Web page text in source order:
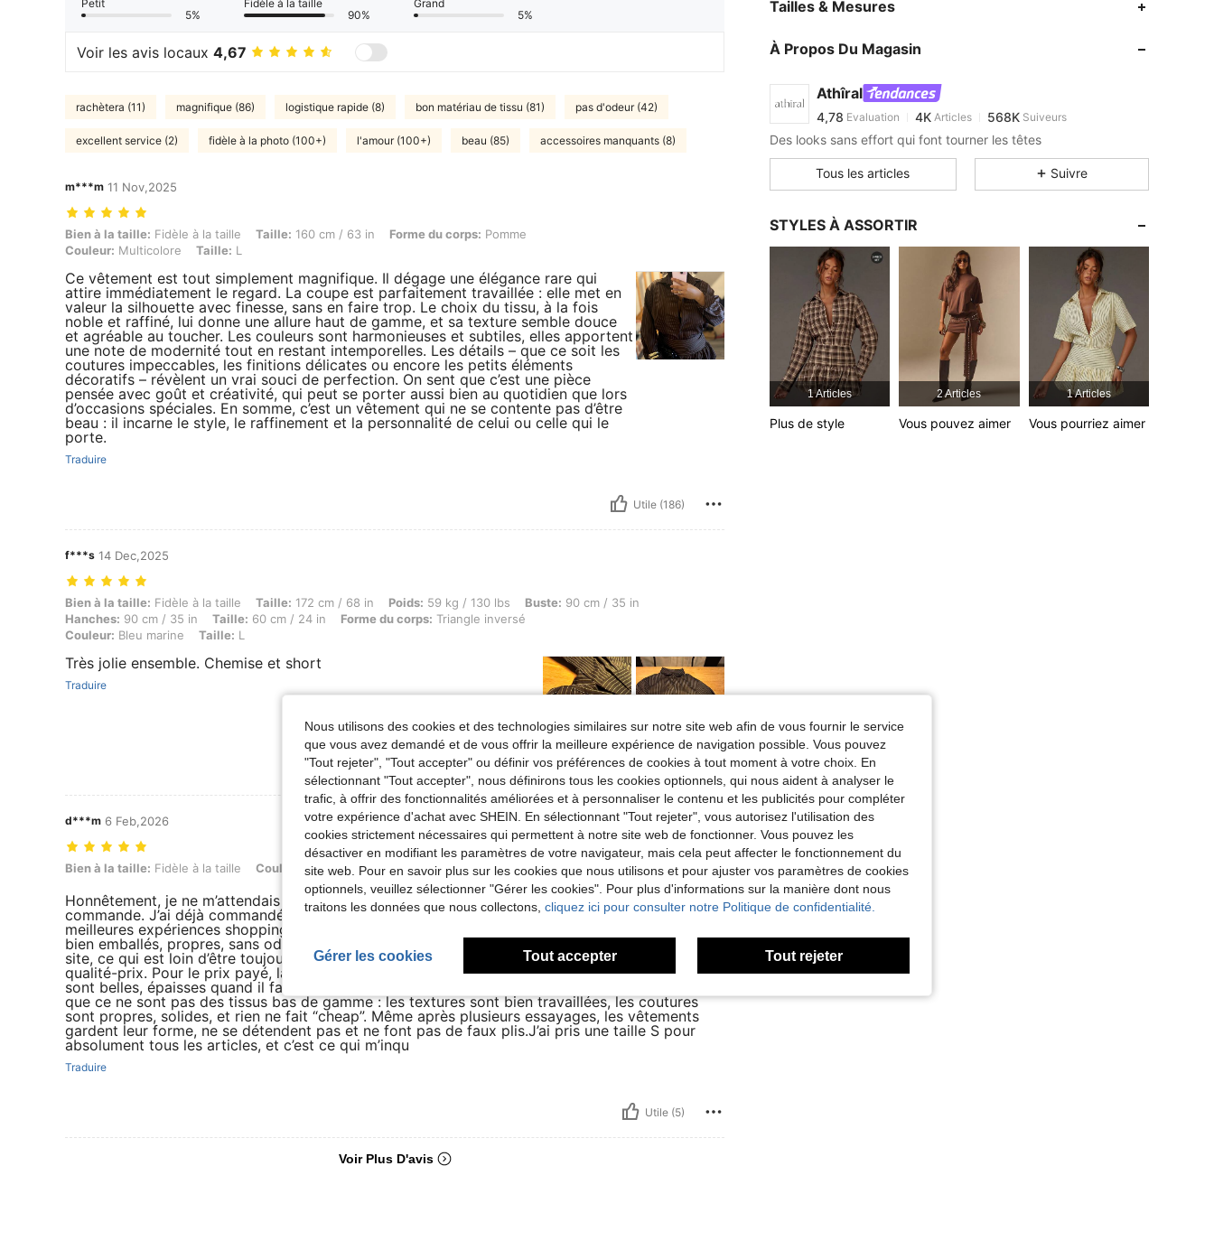
Petit
5%
Fidèle à la taille
90%
Grand
5%
Voir les avis locaux 4,67
rachètera (11) magnifique (86) logistique rapide (8) bon matériau de tissu (81) pas d'odeur (42)
excellent service (2) fidèle à la photo (100+) l'amour (100+) beau (85) accessoires manquants (8)
m***m 11 Nov,2025
Bien à la taille: Fidèle à la taille, Taille: 160 cm / 63 in, Forme du corps: Pomme, Couleur: Multicolore, Taille: L
Bien à la taille: Fidèle à la taille Taille: 160 cm / 63 in Forme du corps: Pomme
Couleur: Multicolore Taille: L
Ce vêtement est tout simplement magnifique. Il dégage une élégance rare qui
attire immédiatement le regard. La coupe est parfaitement travaillée : elle met en
valeur la silhouette avec finesse, sans en faire trop. Le choix du tissu, à la fois
noble et raffiné, lui donne une allure haut de gamme, et sa texture semble douce
et agréable au toucher. Les couleurs sont harmonieuses et subtiles, elles apportent
une note de modernité tout en restant intemporelles. Les détails – que ce soit les
coutures impeccables, les finitions délicates ou encore les petits éléments
décoratifs – révèlent un vrai souci de perfection. On sent que c’est une pièce
pensée avec goût et créativité, qui peut se porter aussi bien au quotidien que lors
d’occasions spéciales. En somme, c’est un vêtement qui ne se contente pas d’être
beau : il incarne le style, le raffinement et la personnalité de celui ou celle qui le
porte.
Traduire
Utile (186)
f***s 14 Dec,2025
Bien à la taille: Fidèle à la taille, Taille: 172 cm / 68 in, Poids: 59 kg / 130 lbs, Buste: 90 cm / 35 in, Hanches: 90 cm / 35 in, Taille: 60 cm / 24 in, Forme du corps: Triangle inversé, Couleur: Bleu marine, Taille: L
Bien à la taille: Fidèle à la taille Taille: 172 cm / 68 in Poids: 59 kg / 130 lbs Buste: 90 cm / 35 in
Hanches: 90 cm / 35 in Taille: 60 cm / 24 in Forme du corps: Triangle inversé
Couleur: Bleu marine Taille: L
Très jolie ensemble. Chemise et short
Traduire
Utile (23)
d***m 6 Feb,2026
Bien à la taille: Fidèle à la taille, Couleur: Bleu marine, Taille: L
Bien à la taille: Fidèle à la taille Couleur:Bleu marine Taille:L
Honnêtement, je ne m’attendais pas DU TOUT à être aussi agréablement surprise par cette
commande. J’ai déjà commandé plusieurs fois en ligne, mais là, c’est clairement l’une de mes
meilleures expériences shopping. Dès l’ouverture du colis, j’ai été bluffée : les articles étaient
bien emballés, propres, sans odeur désagréable, et surtout conformes à 100 % aux photos du
site, ce qui est loin d’être toujours le cas ailleurs.Ce qui m’a le plus marquée, c’est le rapport
qualité-prix. Pour le prix payé, la qualité est vraiment au-dessus de mes attentes. Les matières
sont belles, épaisses quand il faut, douces au toucher et surtout agréables à porter. On sent
que ce ne sont pas des tissus bas de gamme : les textures sont bien travaillées, les coutures
sont propres, solides, et rien ne fait “cheap”. Même après plusieurs essayages, les vêtements
gardent leur forme, ne se détendent pas et ne font pas de faux plis.J’ai pris une taille S pour
absolument tous les articles, et c’est ce qui m’inqu
Traduire
Utile (5)
Voir Plus D'avis
Tailles & Mesures
À Propos Du Magasin
Athîral
4,78
4K
Evaluation 4KArticles
3***2est en train de naviguer
4K
568K
4,78
4K
568K
4,78
4K
568K
4,78
Des looks sans effort qui font tourner les têtes
Tous les articles Suivre
STYLES À ASSORTIR
1 Articles
Plus de style
2 Articles
Vous pouvez aimer
1 Articles
Vous pourriez aimer
Nous utilisons des cookies et des technologies similaires sur notre site web afin de vous fournir le service
que vous avez demandé et de vous offrir la meilleure expérience de navigation possible. Vous pouvez
"Tout rejeter", "Tout accepter" ou définir vos préférences de cookies à tout moment à votre choix. En
sélectionnant "Tout accepter", nous définirons tous les cookies optionnels, qui nous aident à analyser le
trafic, à offrir des fonctionnalités améliorées et à personnaliser le contenu et les publicités pour compléter
votre expérience d'achat avec SHEIN. En sélectionnant "Tout rejeter", vous autorisez l'utilisation des
cookies strictement nécessaires qui permettent à notre site web de fonctionner. Vous pouvez les
désactiver en modifiant les paramètres de votre navigateur, mais cela peut affecter le fonctionnement du
site web. Pour en savoir plus sur les cookies que nous utilisons et pour ajuster vos paramètres de cookies
optionnels, veuillez sélectionner "Gérer les cookies". Pour plus d'informations sur la manière dont nous
traitons les données que nous collectons, cliquez ici pour consulter notre Politique de confidentialité.
Gérer les cookies Tout accepter Tout rejeter